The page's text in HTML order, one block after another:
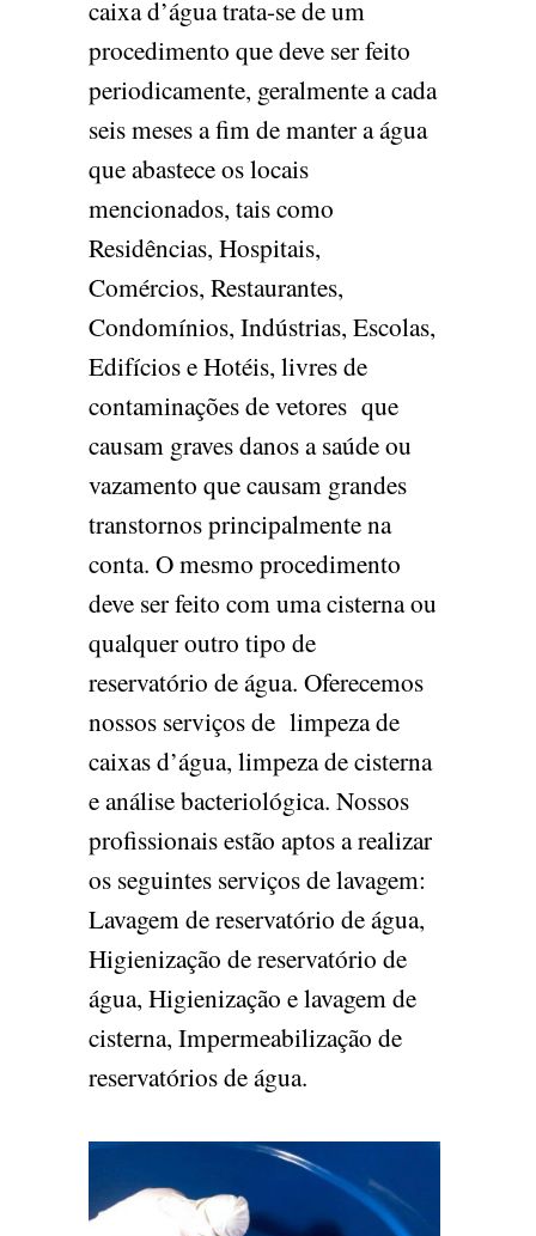
caixa d’água trata-se de um
procedimento que deve ser feito
periodicamente, geralmente a cada
seis meses a fim de manter a água
que abastece os locais
mencionados, tais como
Residências, Hospitais,
Comércios, Restaurantes,
Condomínios, Indústrias, Escolas,
Edifícios e Hotéis, livres de
contaminações de vetores que
causam graves danos a saúde ou
vazamento que causam grandes
transtornos principalmente na
conta. O mesmo procedimento
deve ser feito com uma cisterna ou
qualquer outro tipo de
reservatório de água. Oferecemos
nossos serviços de limpeza de
caixas d’água, limpeza de cisterna
e análise bacteriológica. Nossos
profissionais estão aptos a realizar
os seguintes serviços de lavagem:
Lavagem de reservatório de água,
Higienização de reservatório de
água, Higienização e lavagem de
cisterna, Impermeabilização de
reservatórios de água.